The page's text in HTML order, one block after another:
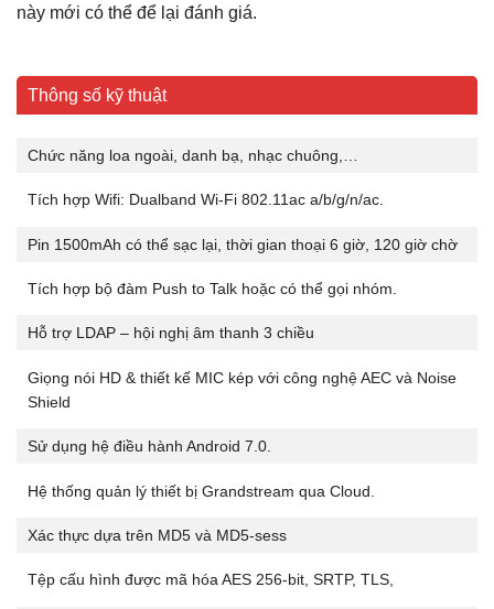
này mới có thể để lại đánh giá.
Thông số kỹ thuật
Chức năng loa ngoài, danh bạ, nhạc chuông,…
Tích hợp Wifi: Dualband Wi-Fi 802.11ac a/b/g/n/ac.
Pin 1500mAh có thể sạc lại, thời gian thoại 6 giờ, 120 giờ chờ
Tích hợp bộ đàm Push to Talk hoặc có thể gọi nhóm.
Hỗ trợ LDAP – hội nghị âm thanh 3 chiều
Giọng nói HD & thiết kế MIC kép với công nghệ AEC và Noise
Shield
Sử dụng hệ điều hành Android 7.0.
Hệ thống quản lý thiết bị Grandstream qua Cloud.
Xác thực dựa trên MD5 và MD5-sess
Tệp cấu hình được mã hóa AES 256-bit, SRTP, TLS,